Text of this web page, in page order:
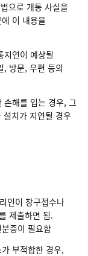
으로 개통 사실을
이 내용을
지연이 예상될
, 방문, 우편 등의
손해를 입는 경우, 그
설치가 지연될 경우
인이 창구접수나
제출하면 됨.
증이 필요함
부적합한 경우,